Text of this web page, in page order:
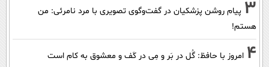
3 پیام روشن پزشکیان در گفت‌و‌گوی تصویری با مرد نامرئی: من
هستم!
4 امروز با حافظ: گُل در بَر و مِی در کَف و معشوق به کام است